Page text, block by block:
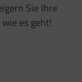
Sie Ihre
es geht!